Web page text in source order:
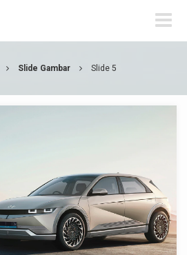
Slide Gambar Slide 5